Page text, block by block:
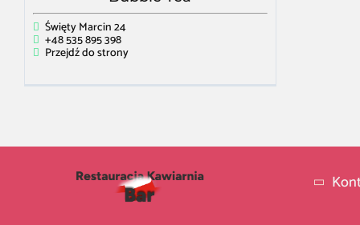
Święty Marcin 24
+48 535 895 398
Przejdź do strony